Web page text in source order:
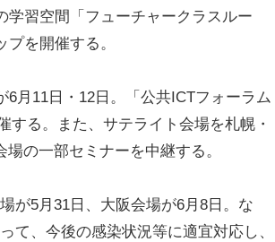
学習空間「フューチャークラスルー
を開催する。
月11日・12日。「公共ICTフォーラム
する。また、サテライト会場を札幌・
の一部セミナーを中継する。
が5月31日、大阪会場が6月8日。な
て、今後の感染状況等に適宜対応し、